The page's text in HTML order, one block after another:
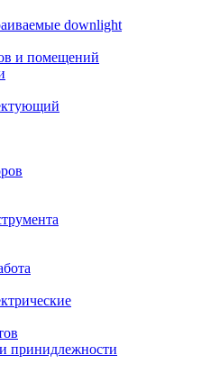
downlight
и помещений
принидлежности